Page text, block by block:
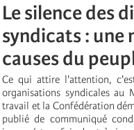
Le silence des
syndicats : une
causes du
Ce qui attire l'attention,
organisations syndicales au
travail et la Confédération
publié de communiqué